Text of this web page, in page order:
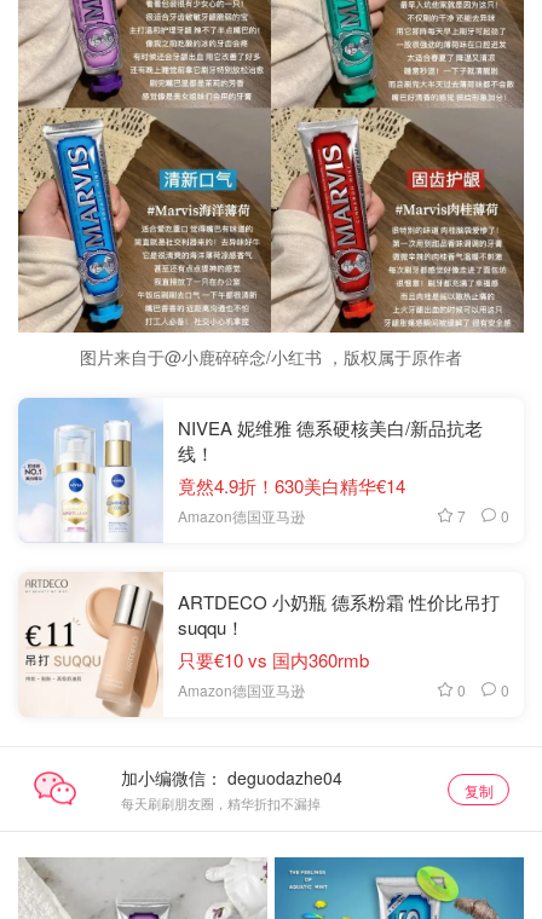
图片来自于@小鹿碎碎念/小红书 ，版权属于原作者
NIVEA 妮维雅 德系硬核美白/新品抗老
线！
竟然4.9折！630美白精华€14
Amazon德国亚马逊 7 0
ARTDECO 小奶瓶 德系粉霜 性价比吊打
suqqu！
只要€10 vs 国内360rmb
Amazon德国亚马逊 0 0
加小编微信：
每天刷刷朋友圈，精华折扣不漏掉
复制